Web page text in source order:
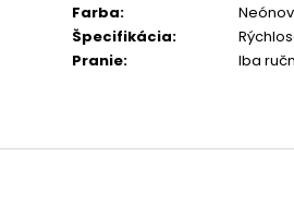
Farba:
Špecifikácia:
Pranie: Iba